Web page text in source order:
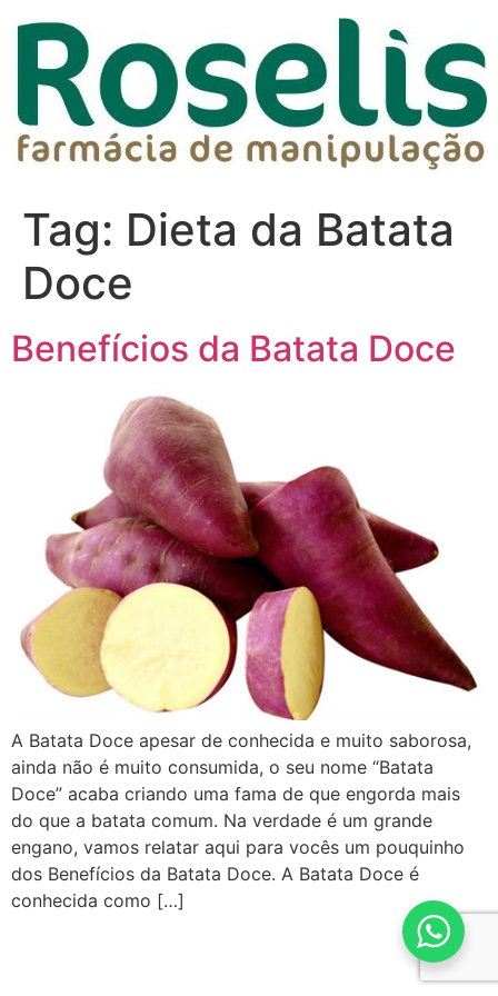
Tag: Dieta da Batata
Doce
Benefícios da Batata Doce
A Batata Doce apesar de conhecida e muito saborosa,
ainda não é muito consumida, o seu nome “Batata
Doce” acaba criando uma fama de que engorda mais
do que a batata comum. Na verdade é um grande
engano, vamos relatar aqui para vocês um pouquinho
dos Benefícios da Batata Doce. A Batata Doce é
conhecida como […]